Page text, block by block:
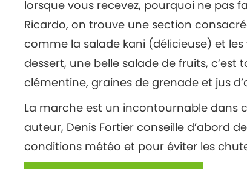
lorsque vous recevez, pourquoi ne pas
Ricardo, on trouve une section
comme la salade kani (délicieuse) et
dessert, une belle salade de fruits,
clémentine, graines de grenade et jus
La marche est un incontournable dans
auteur, Denis Fortier conseille d’abord
conditions météo et pour éviter les